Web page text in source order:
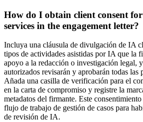
How do I obtain client consent for
services in the engagement letter?
Incluya una cláusula de divulgación de IA
tipos de actividades asistidas por IA que la
apoyo a la redacción o investigación legal,
autorizados revisarán y aprobarán todas las
Añada una casilla de verificación para el
en la carta de compromiso y registre la
metadatos del firmante. Este consentimiento
flujo de trabajo de gestión de casos para
de revisión de IA.